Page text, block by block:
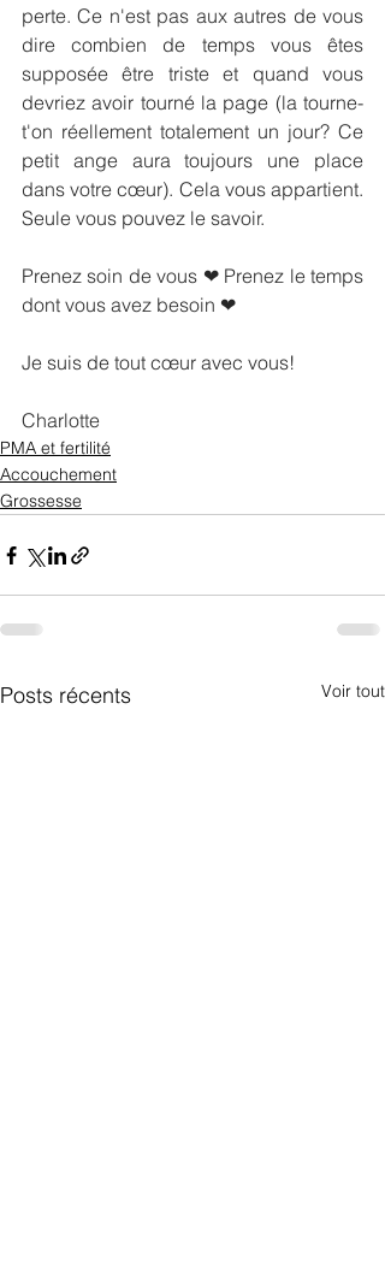
perte. Ce n'est pas aux autres de vous
dire combien de temps vous êtes
supposée être triste et quand vous
devriez avoir tourné la page (la tourne-
t'on réellement totalement un jour? Ce
petit ange aura toujours une place
dans votre cœur). Cela vous appartient.
Seule vous pouvez le savoir.
Prenez soin de vous ❤ Prenez le temps
dont vous avez besoin ❤
Je suis de tout cœur avec vous!
Charlotte
PMA et fertilité
Accouchement
Grossesse
Posts récents Voir tout